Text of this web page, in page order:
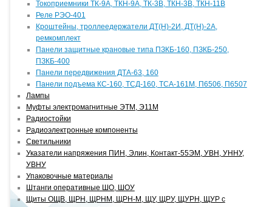
Токоприемники ТК-9А, ТКН-9А, ТК-3В, ТКН-3В, ТКН-11В
Реле РЭО-401
Кроштейны, троллеедержатели ДТ(Н)-2И, ДТ(Н)-2А,
ремкомплект
Панели защитные крановые типа ПЗКБ-160, ПЗКБ-250,
ПЗКБ-400
Панели передвижения ДТА-63, 160
Панели подъема КС-160, ТСД-160, ТСА-161М, П6506, П6507
Лампы
Муфты электромагнитные ЭТМ, Э11М
Радиостойки
Радиоэлектронные компоненты
Светильники
Указатели напряжения ПИН, Элин, Контакт-55ЭМ, УВН, УННУ,
УВНУ
Упаковочные материалы
Штанги оперативные ШО, ШОУ
Щиты ОЩВ, ЩРН, ЩРНМ, ЩРН-М, ЩУ, ЩРУ, ЩУРН, ЩУР с